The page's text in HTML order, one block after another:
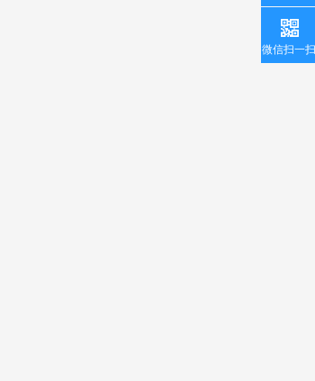
微信扫一扫